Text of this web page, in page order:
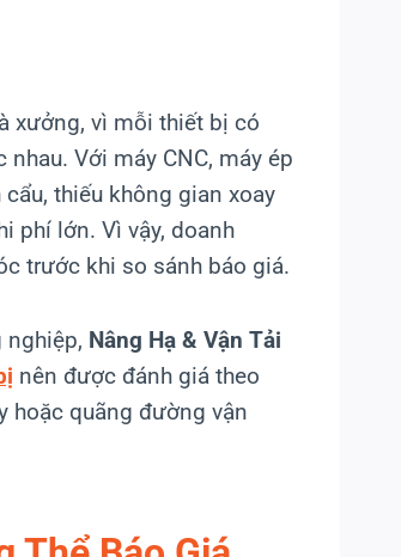
xưởng, vì mỗi thiết bị có
Với máy CNC, máy ép
thiếu không gian xoay
phí lớn. Vì vậy, doanh
trước khi so sánh báo giá.
nghiệp, Nâng Hạ & Vận Tải
nên được đánh giá theo
hoặc quãng đường vận